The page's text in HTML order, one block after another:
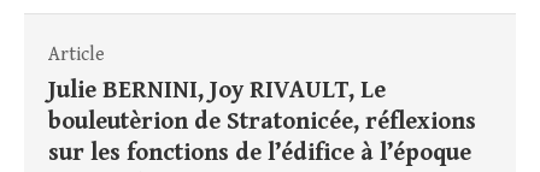
Article
Julie BERNINI, Joy RIVAULT, Le
bouleutèrion de Stratonicée, réflexions
sur les fonctions de l’édifice à l’époque